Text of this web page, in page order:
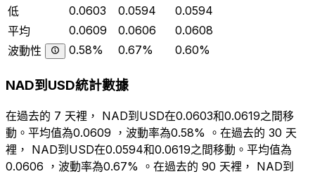
低
0.0603 0.0594
0.0594
平均
0.0609 0.0606
0.0608
波動性
0.58% 0.67% 0.60%
NAD到USD統計數據
在過去的 7 天裡， NAD到USD在0.0603和0.0619之間移
動。平均值為0.0609 ，波動率為0.58% 。在過去的 30 天
裡， NAD到USD在0.0594和0.0619之間移動。平均值為
0.0606 ，波動率為0.67% 。在過去的 90 天裡， NAD到